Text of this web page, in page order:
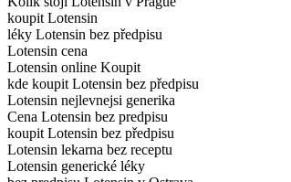
koupit Lotensin
léky Lotensin bez předpisu
Lotensin cena
Lotensin online Koupit
kde koupit Lotensin bez předpisu
Lotensin nejlevnejsi generika
Cena Lotensin bez predpisu
koupit Lotensin bez předpisu
Lotensin lekarna bez receptu
Lotensin generické léky